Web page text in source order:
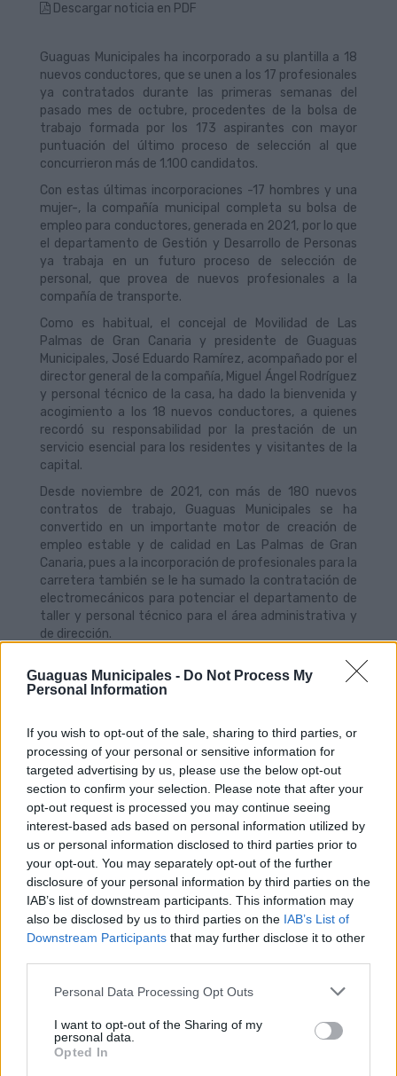
Guaguas Municipales - Do Not Process My
Personal Information
If you wish to opt-out of the sale, sharing to third parties, or
processing of your personal or sensitive information for
targeted advertising by us, please use the below opt-out
section to confirm your selection. Please note that after your
opt-out request is processed you may continue seeing
interest-based ads based on personal information utilized by
us or personal information disclosed to third parties prior to
your opt-out. You may separately opt-out of the further
disclosure of your personal information by third parties on the
IAB’s list of downstream participants. This information may
also be disclosed by us to third parties on the IAB’s List of
Downstream Participants that may further disclose it to other
Personal Data Processing Opt Outs
I want to opt-out of the Sharing of my
personal data.
Opted In
Descargar noticia en PDF
Guaguas Municipales ha incorporado a su plantilla a 18
nuevos conductores, que se unen a los 17 profesionales
ya contratados durante las primeras semanas del
pasado mes de octubre, procedentes de la bolsa de
trabajo formada por los 173 aspirantes con mayor
puntuación del último proceso de selección al que
concurrieron más de 1.100 candidatos.
Con estas últimas incorporaciones -17 hombres y una
mujer-, la compañía municipal completa su bolsa de
empleo para conductores, generada en 2021, por lo que
el departamento de Gestión y Desarrollo de Personas
ya trabaja en un futuro proceso de selección de
personal, que provea de nuevos profesionales a la
compañía de transporte.
Como es habitual, el concejal de Movilidad de Las
Palmas de Gran Canaria y presidente de Guaguas
Municipales, José Eduardo Ramírez, acompañado por el
director general de la compañía, Miguel Ángel Rodríguez
y personal técnico de la casa, ha dado la bienvenida y
acogimiento a los 18 nuevos conductores, a quienes
recordó su responsabilidad por la prestación de un
servicio esencial para los residentes y visitantes de la
capital.
Desde noviembre de 2021, con más de 180 nuevos
contratos de trabajo, Guaguas Municipales se ha
convertido en un importante motor de creación de
empleo estable y de calidad en Las Palmas de Gran
Canaria, pues a la incorporación de profesionales para la
carretera también se le ha sumado la contratación de
electromecánicos para potenciar el departamento de
taller y personal técnico para el área administrativa y
de dirección.
Guaguas Municipales se prepara
para recibir a casi 50 millones de
incorporación de un centenar de
profesionales y 31 nuevos vehículos
09/11/2023